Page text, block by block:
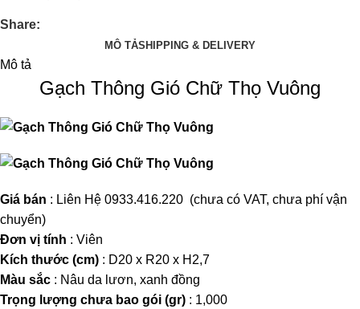
Share:
MÔ TẢSHIPPING & DELIVERY
Mô tả
Gạch Thông Gió Chữ Thọ Vuông
Giá bán : Liên Hệ 0933.416.220 (chưa có VAT, chưa phí vận
chuyển)
Đơn vị tính : Viên
Kích thước (cm) : D20 x R20 x H2,7
Màu sắc : Nâu da lươn, xanh đồng
Trọng lượng chưa bao gói (gr) : 1,000